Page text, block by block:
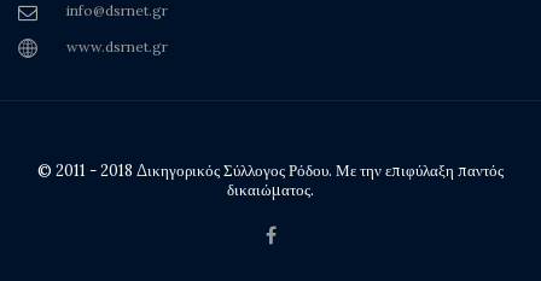
info@dsrnet.gr
www.dsrnet.gr
© 2011 - 2018 Δικηγορικός Σύλλογος Ρόδου. Με την επιφύλαξη παντός
δικαιώματος.